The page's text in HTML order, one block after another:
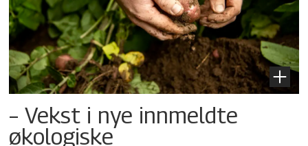
– Vekst i nye innmeldte
økologiske